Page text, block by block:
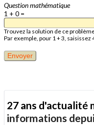
Question mathématique
1 + 0 =
Trouvez la solution de ce
Par exemple, pour 1 + 3, saisissez
27 ans d'actualité
informations